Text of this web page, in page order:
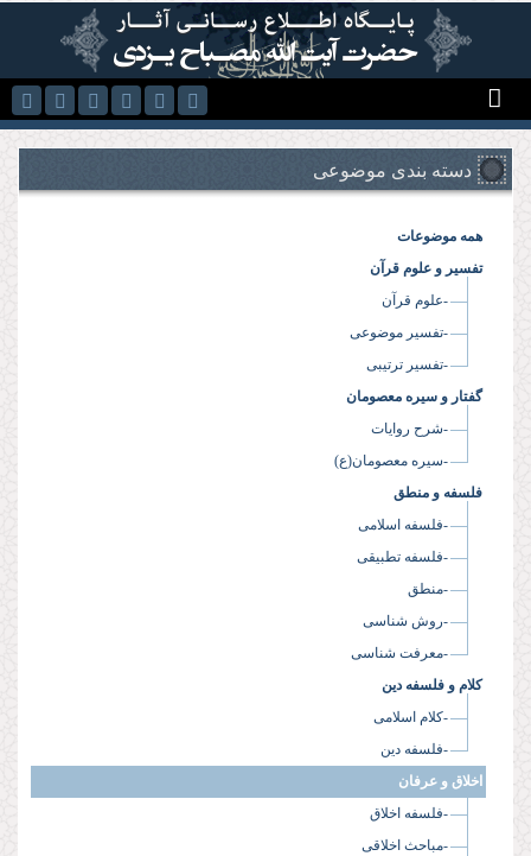
رفتن به محتوای اصلی
دسته بندی موضوعی
همه موضوعات
تفسیر و علوم قرآن
-علوم قرآن
-تفسیر موضوعی
-تفسیر ترتیبی
گفتار و سیره معصومان
-شرح روایات
-سیره معصومان(ع)
فلسفه و منطق
-فلسفه اسلامی
-فلسفه تطبیقی
-منطق
-روش شناسی
-معرفت شناسی
کلام و فلسفه دین
-کلام اسلامی
-فلسفه دین
اخلاق و عرفان
-فلسفه اخلاق
-مباحث اخلاقی